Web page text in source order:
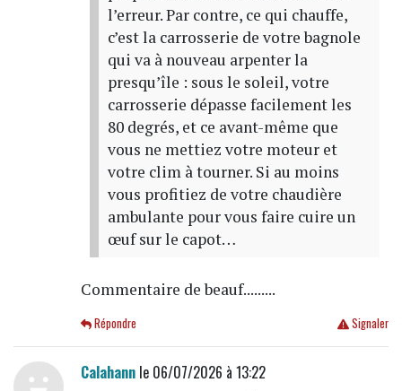
l’erreur. Par contre, ce qui chauffe,
c’est la carrosserie de votre bagnole
qui va à nouveau arpenter la
presqu’île : sous le soleil, votre
carrosserie dépasse facilement les
80 degrés, et ce avant-même que
vous ne mettiez votre moteur et
votre clim à tourner. Si au moins
vous profitiez de votre chaudière
ambulante pour vous faire cuire un
œuf sur le capot…
Commentaire de beauf.........
Signaler
Répondre
Calahannle 06/07/2026 à 13:22